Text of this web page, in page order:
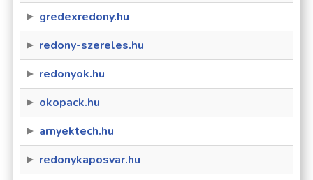
gredexredony.hu
redony-szereles.hu
redonyok.hu
okopack.hu
arnyektech.hu
redonykaposvar.hu